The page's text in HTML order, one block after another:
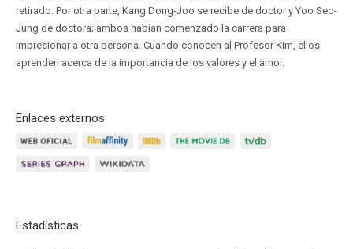
retirado. Por otra parte, Kang Dong-Joo se recibe de doctor y Yoo Seo-
Jung de doctora; ambos habían comenzado la carrera para
impresionar a otra persona. Cuando conocen al Profesor Kim, ellos
aprenden acerca de la importancia de los valores y el amor.
Enlaces externos
Estadísticas